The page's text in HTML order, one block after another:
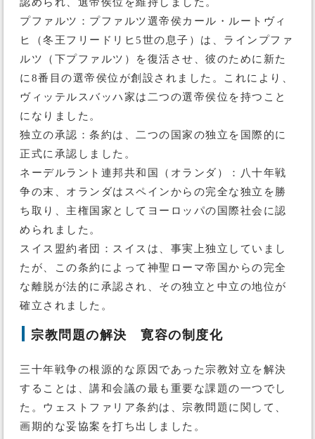
プファルツ：プファルツ選帝侯カール・ルートヴィ
ヒ（冬王フリードリヒ5世の息子）は、ラインプファ
ルツ（下プファルツ）を復活させ、彼のために新た
に8番目の選帝侯位が創設されました。これにより、
ヴィッテルスバッハ家は二つの選帝侯位を持つこと
になりました。
独立の承認：条約は、二つの国家の独立を国際的に
正式に承認しました。
ネーデルラント連邦共和国（オランダ）：八十年戦
争の末、オランダはスペインからの完全な独立を勝
ち取り、主権国家としてヨーロッパの国際社会に認
められました。
スイス盟約者団：スイスは、事実上独立していまし
たが、この条約によって神聖ローマ帝国からの完全
な離脱が法的に承認され、その独立と中立の地位が
確立されました。
宗教問題の解決 寛容の制度化
三十年戦争の根源的な原因であった宗教対立を解決
することは、講和会議の最も重要な課題の一つでし
た。ウェストファリア条約は、宗教問題に関して、
画期的な妥協案を打ち出しました。